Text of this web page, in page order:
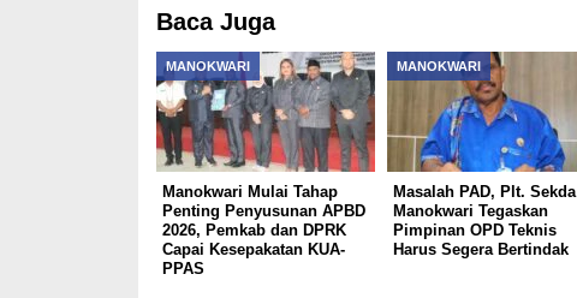
Baca Juga
MANOKWARI
Manokwari Mulai Tahap
Penting Penyusunan APBD
2026, Pemkab dan DPRK
Capai Kesepakatan KUA-
PPAS
MANOKWARI
Masalah PAD, Plt. Sekda
Manokwari Tegaskan
Pimpinan OPD Teknis
Harus Segera Bertindak